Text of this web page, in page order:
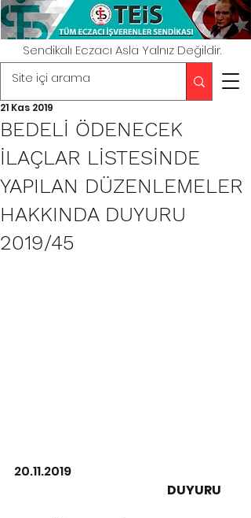
Sendikalı Eczacı Asla Yalnız Değildir.
BEDELİ ÖDENECEK
İLAÇLAR LİSTESİNDE
YAPILAN DÜZENLEMELER
HAKKINDA DUYURU
2019/45
21 Kas 2019
20.11.2019
DUYURU